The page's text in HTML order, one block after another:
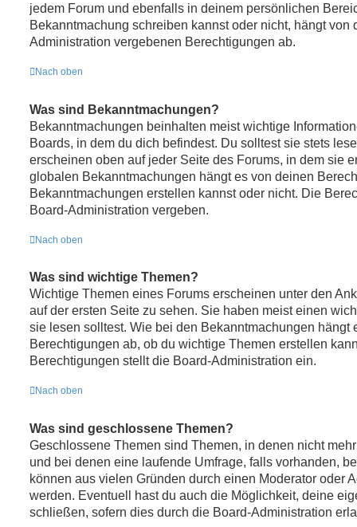
jedem Forum und ebenfalls in deinem persönlichen
Bekanntmachung schreiben kannst oder nicht, hängt von
Administration vergebenen Berechtigungen ab.
Nach oben
Was sind Bekanntmachungen?
Bekanntmachungen beinhalten meist wichtige
Boards, in dem du dich befindest. Du solltest sie stets
erscheinen oben auf jeder Seite des Forums, in dem sie
globalen Bekanntmachungen hängt es von deinen
Bekanntmachungen erstellen kannst oder nicht. Die
Board-Administration vergeben.
Nach oben
Was sind wichtige Themen?
Wichtige Themen eines Forums erscheinen unter den
auf der ersten Seite zu sehen. Sie haben meist einen
sie lesen solltest. Wie bei den Bekanntmachungen hängt
Berechtigungen ab, ob du wichtige Themen erstellen
Berechtigungen stellt die Board-Administration ein.
Nach oben
Was sind geschlossene Themen?
Geschlossene Themen sind Themen, in denen nicht
und bei denen eine laufende Umfrage, falls vorhanden,
können aus vielen Gründen durch einen Moderator oder
werden. Eventuell hast du auch die Möglichkeit, deine
schließen, sofern dies durch die Board-Administration